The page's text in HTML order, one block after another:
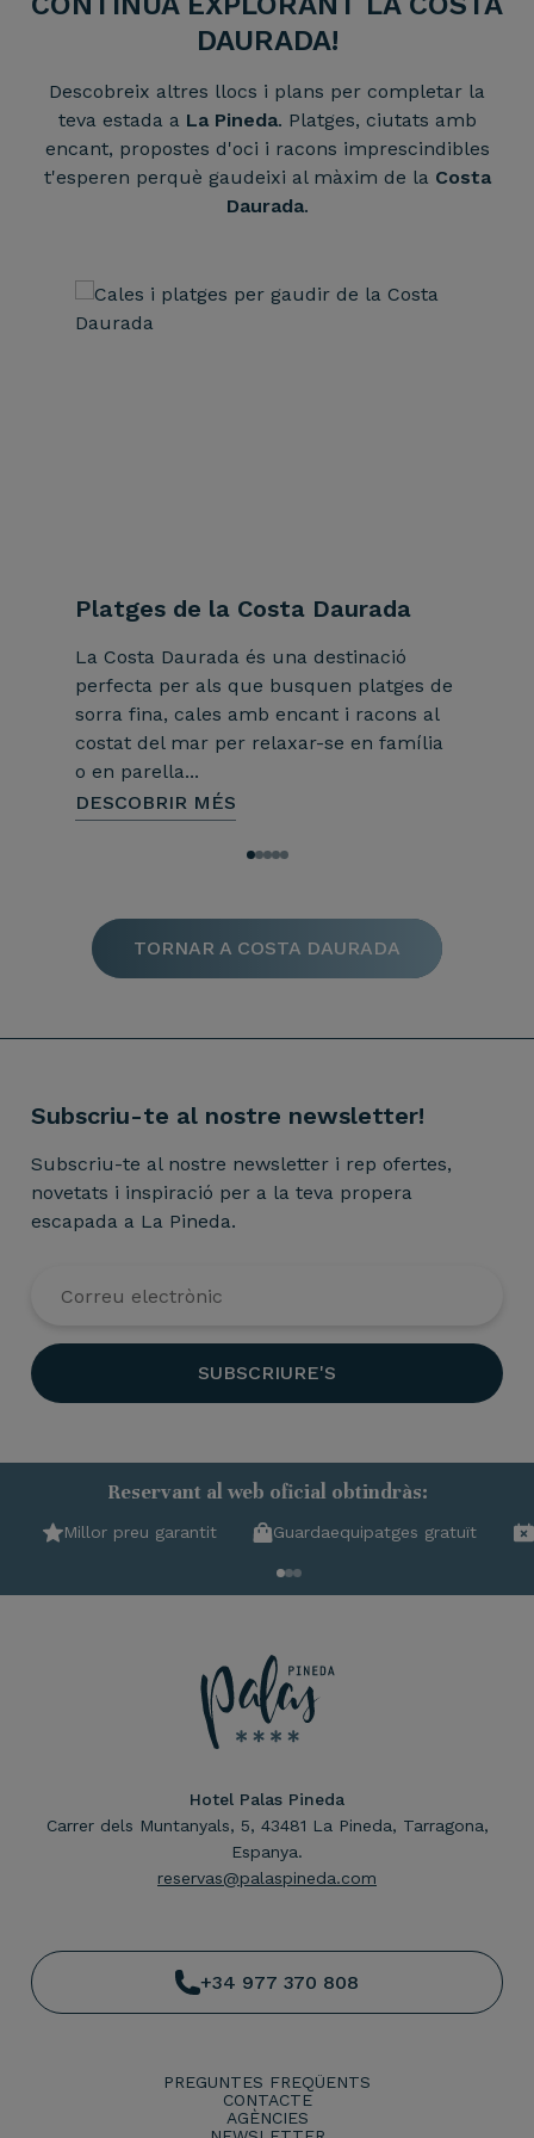
DAURADA!
Descobreix altres llocs i plans per completar la
teva estada a La Pineda. Platges, ciutats amb
encant, propostes d'oci i racons imprescindibles
t'esperen perquè gaudeixi al màxim de la Costa
Daurada.
Platges de la Costa Daurada
La Costa Daurada és una destinació
perfecta per als que busquen platges de
sorra fina, cales amb encant i racons al
costat del mar per relaxar-se en família
o en parella...
DESCOBRIR MÉS
TORNAR A COSTA DAURADA
Subscriu-te al nostre newsletter!
Subscriu-te al nostre newsletter i rep ofertes,
novetats i inspiració per a la teva propera
escapada a La Pineda.
SUBSCRIURE'S
Reservant al web oficial obtindràs:
Millor preu garantit Guardaequipatges gratuït
Hotel Palas Pineda
Carrer dels Muntanyals, 5, 43481 La Pineda, Tarragona,
Espanya.
reservas@palaspineda.com
+34 977 370 808
PREGUNTES FREQÜENTS
CONTACTE
AGÈNCIES